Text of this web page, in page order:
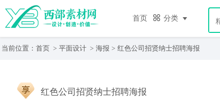
首页 分类
当前位置： 首页 > 平面设计 > 海报 > 红色公司招贤纳士招聘海报
红色公司招贤纳士招聘海报